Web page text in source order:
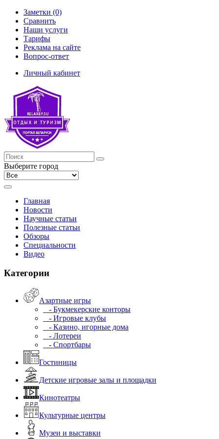
Заметки (0)
Сравнить
Наши услуги
Тарифы
Реклама на сайте
Вопрос-ответ
Личный кабинет
Выберите город
Главная
Новости
Научные статьи
Полезные статьи
Обзоры
Специальности
Видео
Категории
Азартные игры
- Букмекерские конторы
- Игровые клубы
- Казино, игорные дома
- Лотереи
- Спортбары
Гостиницы
Детские игровые залы и площадки
Кинотеатры
Культурные центры
Музеи и выставки